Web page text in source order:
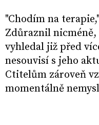
"Chodím na
Zdůraznil
vyhledal již před
nesouvisí s jeho
Ctitelům zároveň
momentálně